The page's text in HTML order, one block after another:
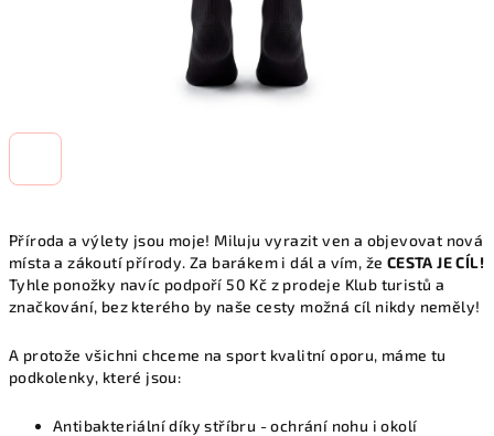
Příroda a výlety jsou moje! Miluju vyrazit ven a objevovat nová
místa a zákoutí přírody. Za barákem i dál a vím, že CESTA JE CÍL!
Tyhle ponožky navíc podpoří 50 Kč z prodeje Klub turistů a
značkování, bez kterého by naše cesty možná cíl nikdy neměly!
A protože všichni chceme na sport kvalitní oporu, máme tu
podkolenky, které jsou:
Antibakteriální díky stříbru - ochrání nohu i okolí